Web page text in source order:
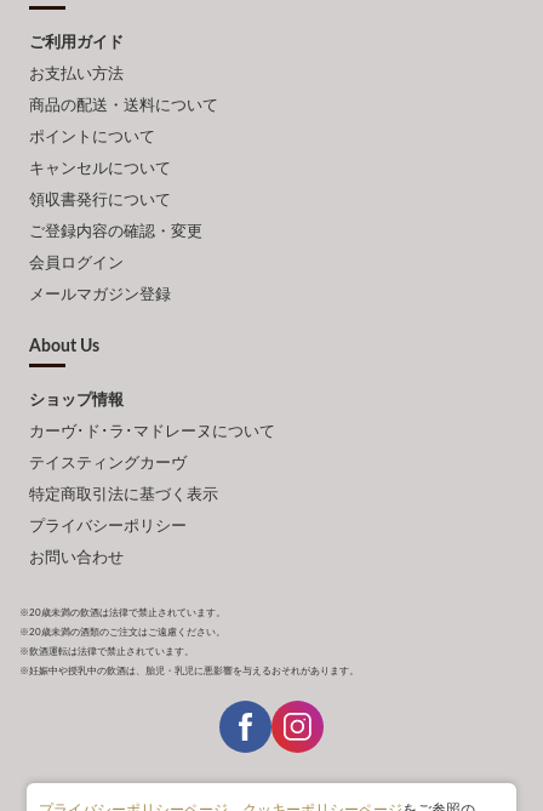
ご利用ガイド
お支払い方法
商品の配送・送料について
ポイントについて
キャンセルについて
領収書発行について
ご登録内容の確認・変更
会員ログイン
メールマガジン登録
About Us
ショップ情報
カーヴ･ド･ラ･マドレーヌについて
テイスティングカーヴ
特定商取引法に基づく表示
プライバシーポリシー
お問い合わせ
※20歳未満の飲酒は法律で禁止されています。
※20歳未満の酒類のご注文はご遠慮ください。
※飲酒運転は法律で禁止されています。
※妊娠中や授乳中の飲酒は、胎児・乳児に悪影響を与えるおそれがあります。